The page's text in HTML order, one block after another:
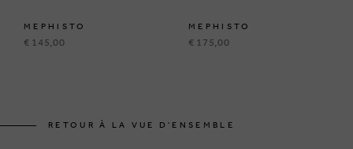
MEPHISTO
€ 145,00
MEPHISTO
€ 175,00
RETOUR À LA VUE D'ENSEMBLE